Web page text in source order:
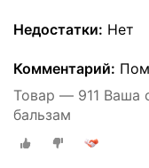
Недостатки: Нет
Комментарий:
Товар — 911 Ваша
бальзам